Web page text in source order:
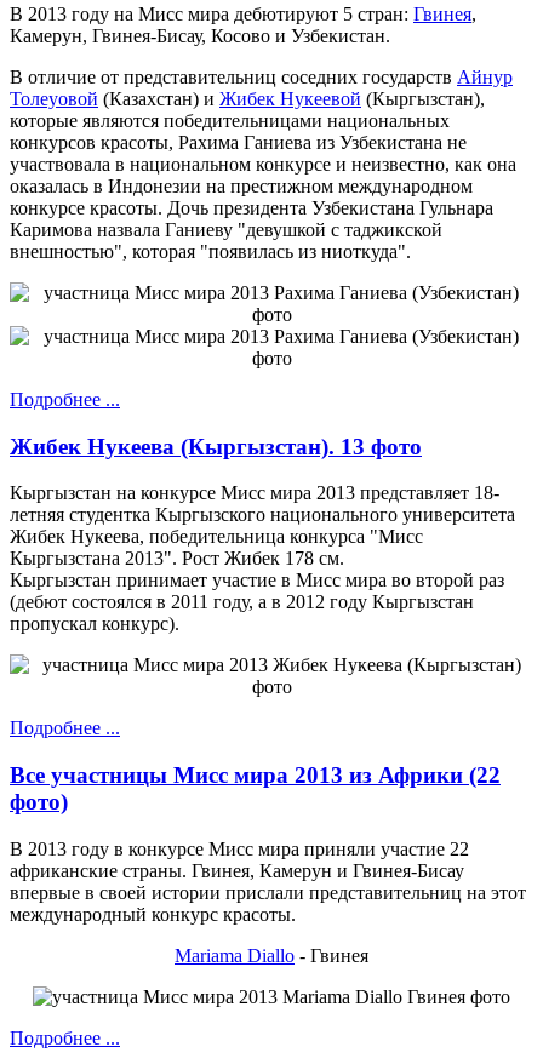
В 2013 году на Мисс мира дебютируют 5 стран: Гвинея,
Камерун, Гвинея-Бисау, Косово и Узбекистан.
В отличие от представительниц соседних государств Айнур
Толеуовой (Казахстан) и Жибек Нукеевой (Кыргызстан),
которые являются победительницами национальных
конкурсов красоты, Рахима Ганиева из Узбекистана не
участвовала в национальном конкурсе и неизвестно, как она
оказалась в Индонезии на престижном международном
конкурсе красоты. Дочь президента Узбекистана Гульнара
Каримова назвала Ганиеву "девушкой с таджикской
внешностью", которая "появилась из ниоткуда".
Подробнее ...
Жибек Нукеева (Кыргызстан). 13 фото
Кыргызстан на конкурсе Мисс мира 2013 представляет 18-
летняя студентка Кыргызского национального университета
Жибек Нукеева, победительница конкурса "Мисс
Кыргызстана 2013". Рост Жибек 178 см.
Кыргызстан принимает участие в Мисс мира во второй раз
(дебют состоялся в 2011 году, а в 2012 году Кыргызстан
пропускал конкурс).
Подробнее ...
Все участницы Мисс мира 2013 из Африки (22
фото)
В 2013 году в конкурсе Мисс мира приняли участие 22
африканские страны. Гвинея, Камерун и Гвинея-Бисау
впервые в своей истории прислали представительниц на этот
международный конкурс красоты.
Mariama Diallo - Гвинея
Подробнее ...